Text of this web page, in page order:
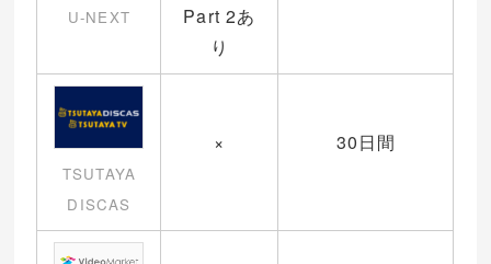
U-NEXT
Part 2あ
り
TSUTAYA
DISCAS
× 30日間